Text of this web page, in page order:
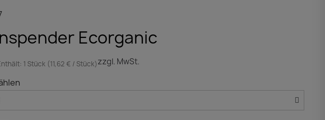
Ecorganic
1 Stück (11,62 € / Stück)zzgl. MwSt.